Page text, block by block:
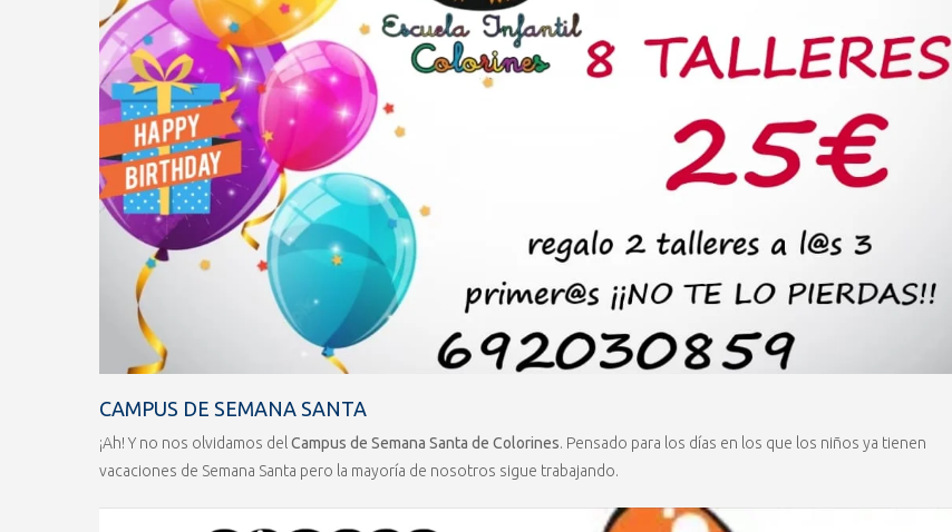
CAMPUS DE SEMANA SANTA
¡Ah! Y no nos olvidamos del Campus de Semana Santa de Colorines. Pensado para los días en los que los niños ya tienen
vacaciones de Semana Santa pero la mayoría de nosotros sigue trabajando.